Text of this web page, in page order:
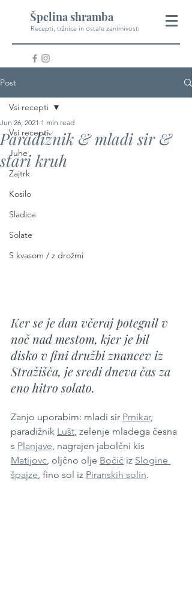
Špelina shramba
Recepti, tržnice in ostale zanimivosti
Post
Vsi recepti
Juhe
Zajtrk
Kosilo
Sladice
Solate
S kvasom / z drožmi
Vsi recepti
Paradižnik & mladi sir &
stari kruh
Jun 26, 2021 1 min read
Ker se je dan včeraj potegnil v
noč nad mestom, kjer je bil
disko v fini družbi znancev iz
Stražišča, je sredi dneva čas za
eno hitro solato.
Zanjo uporabim: mladi sir Prnikar,
paradižnik Lušt, zelenje mladega česna
s Planjave, nagrajen jabolčni kis
Matijovc, oljčno olje Bočič iz Slogine
špajze, fino sol iz Piranskih solin.